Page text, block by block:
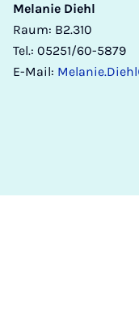
Melanie Diehl
Raum: B2.310
Tel.: 05251/60-5879
E-Mail: